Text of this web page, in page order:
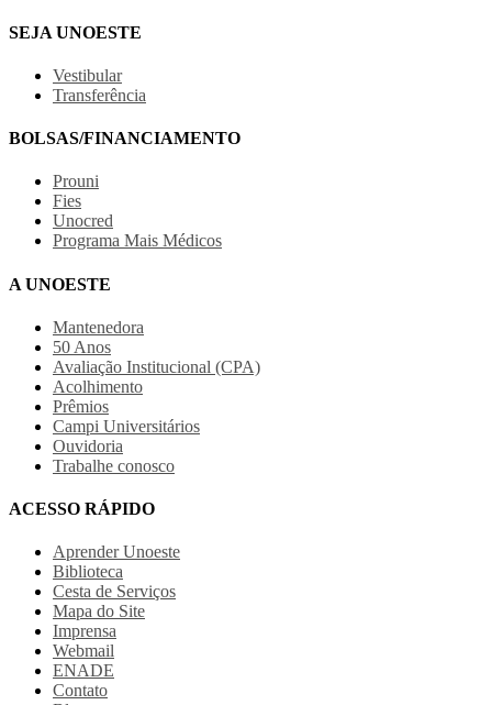
SEJA UNOESTE
Vestibular
Transferência
BOLSAS/FINANCIAMENTO
Prouni
Fies
Unocred
Programa Mais Médicos
A UNOESTE
Mantenedora
50 Anos
Avaliação Institucional (CPA)
Acolhimento
Prêmios
Campi Universitários
Ouvidoria
Trabalhe conosco
ACESSO RÁPIDO
Aprender Unoeste
Biblioteca
Cesta de Serviços
Mapa do Site
Imprensa
Webmail
ENADE
Contato